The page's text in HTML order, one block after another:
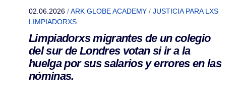
02.06.2026 /ARK GLOBE ACADEMY / JUSTICIA PARA LXS
LIMPIADORXS
Limpiadorxs migrantes de un colegio
del sur de Londres votan si ir a la
huelga por sus salarios y errores en las
nóminas.